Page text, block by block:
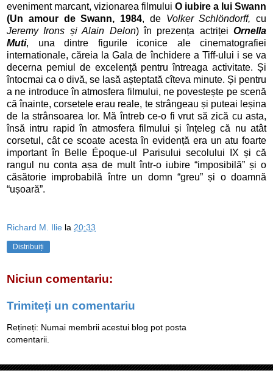
eveniment marcant, vizionarea filmului O iubire a lui Swann
(Un amour de Swann, 1984, de Volker Schlöndorff, cu
Jeremy Irons și Alain Delon) în prezența actriței Ornella
Muti, una dintre figurile iconice ale cinematografiei
internationale, căreia la Gala de închidere a Tiff-ului i se va
decerna pemiul de excelență pentru întreaga activitate. Și
întocmai ca o divă, se lasă așteptată cîteva minute. Și pentru
a ne introduce în atmosfera filmului, ne povestește pe scenă
că înainte, corsetele erau reale, te strângeau și puteai leșina
de la strânsoarea lor. Mă întreb ce-o fi vrut să zică cu asta,
însă intru rapid în atmosfera filmului și înțeleg că nu atât
corsetul, cât ce scoate acesta în evidență era un atu foarte
important în Belle Époque-ul Parisului secolului IX și că
rangul nu conta așa de mult într-o iubire “imposibilă” și o
căsătorie improbabilă între un domn “greu” și o doamnă
“ușoară”.
Richard M. Ilie la 20:33
Distribuiți
Niciun comentariu:
Trimiteți un comentariu
Rețineți: Numai membrii acestui blog pot posta
comentarii.